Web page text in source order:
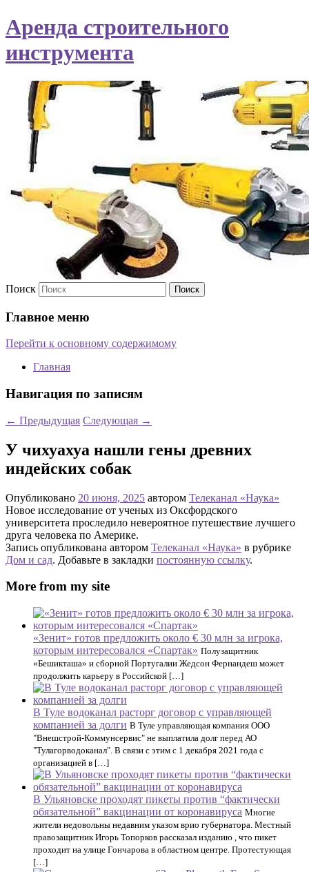
Аренда строительного
инструмента
Поиск
Главное меню
Перейти к основному содержимому
Главная
Навигация по записям
← Предыдущая Следующая →
У чихуахуа нашли гены древних
индейских собак
Опубликовано 20 июня, 2025 автором Телеканал «Наука»
Новое исследование от ученых из Оксфордского
университета проследило невероятное путешествие лучшего
друга человека по Америке.
Запись опубликована автором Телеканал «Наука» в рубрике
Дом и сад. Добавьте в закладки постоянную ссылку.
More from my site
«Зенит» готов предложить около € 30 млн за игрока,
которым интересовался «Спартак» Полузащитник
«Бешикташа» и сборной Португалии Жедсон Фернандеш может
продолжить карьеру в Российской […]
В Туле водоканал расторг договор с управляющей
компанией за долги В Туле управляющая компания ООО
"Внешстрой-Коммунсервис" не выплатила долг перед АО
"Тулагорводоканал". В связи с этим с 1 декабря 2021 года с
организацией в […]
В Ульяновске проходят пикеты против “фактически
обязательной” вакцинации от коронавируса Многие
жители недовольны недавним указом врио губернатора. Местный
правозащитник Игорь Топорков рассказал изданию , что пикет
проходит на улице Гончарова в областном центре. Протестующая
[…]